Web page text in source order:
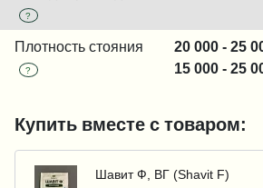
?
Плотность стояния
?
20 000 - 25
15 000 - 25
Купить вместе с товаром:
Шавит Ф, ВГ (Shavit F)